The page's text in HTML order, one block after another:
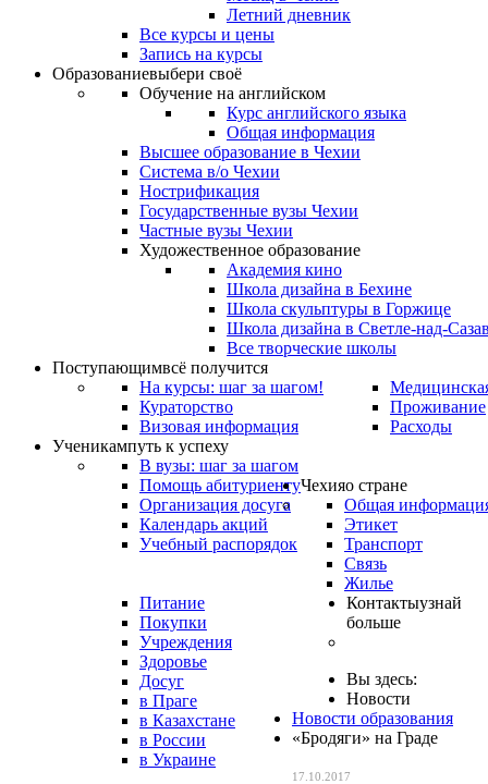
Летний дневник
Все курсы и цены
Запись на курсы
Образованиевыбери своё
Обучение на английском
Курс английского языка
Общая информация
Высшее образование в Чехии
Система в/о Чехии
Нострификация
Государственные вузы Чехии
Частные вузы Чехии
Художественное образование
Академия кино
Школа дизайна в Бехине
Школа скульптуры в Горжице
Школа дизайна в Светле-над-
Все творческие школы
Поступающимвсё получится
На курсы: шаг за шагом!
Кураторство
Визовая информация
Проживание
Расходы
Ученикампуть к успеху
В вузы: шаг за шагом
Помощь абитуриенту
Организация досуга
Календарь акций
Учебный распорядок
Чехияо стране
Общая
Этикет
Транспорт
Связь
Жилье
Питание
Покупки
Учреждения
Здоровье
Досуг
Контактыузнай
больше
в Праге
в Казахстане
в России
в Украине
Вы здесь:
Новости
Новости образования
«Бродяги» на Граде
17.10.2017